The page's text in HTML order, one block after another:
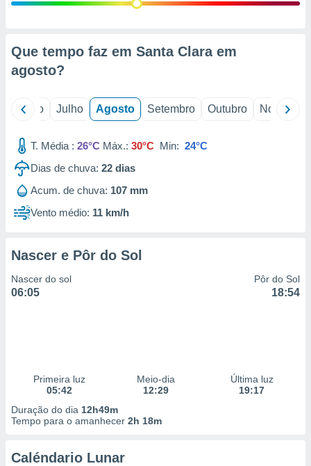
através
estudos
1199
Que tempo faz em Santa Clara em
agosto?
Junho Julho Agosto Setembro Outubro Novembro
T. Média : 26°C Máx.: 30°C Min: 24°C
Dias de chuva: 22 dias
Acum. de chuva: 107 mm
Vento médio: 11 km/h
Nascer e Pôr do Sol
Nascer do sol
06:05
Pôr do Sol
18:54
Primeira luz
05:42
Meio-dia
12:29
Última luz
19:17
Duração do dia 12h49m
Tempo para o amanhecer 2h 18m
Caléndario Lunar